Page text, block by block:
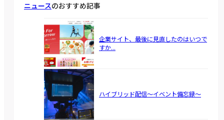
ニュースのおすすめ記事
企業サイト、最後に見直したのはいつで
すか...
ハイブリッド配信～イベント備忘録～